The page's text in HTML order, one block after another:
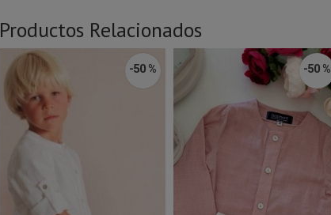
Productos Relacionados
-50 % -50 %